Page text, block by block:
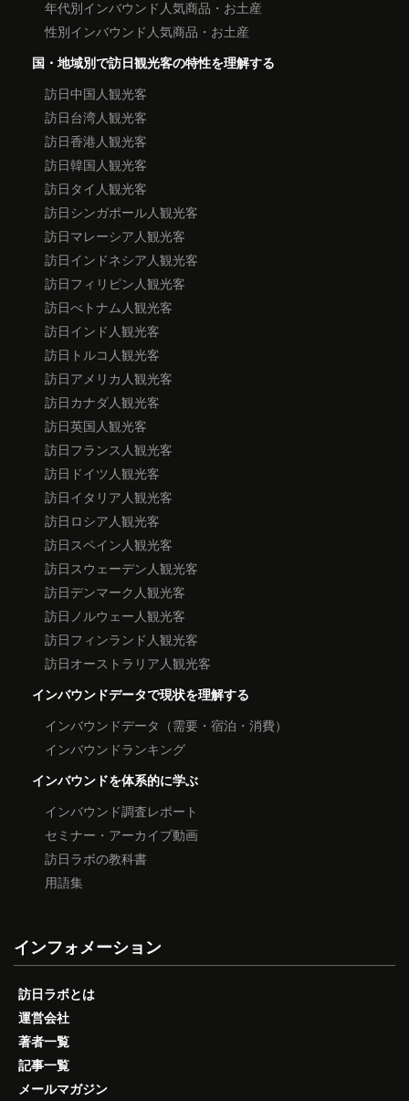
年代別インバウンド人気商品・お土産
性別インバウンド人気商品・お土産
国・地域別で訪日観光客の特性を理解する
訪日中国人観光客
訪日台湾人観光客
訪日香港人観光客
訪日韓国人観光客
訪日タイ人観光客
訪日シンガポール人観光客
訪日マレーシア人観光客
訪日インドネシア人観光客
訪日フィリピン人観光客
訪日べトナム人観光客
訪日インド人観光客
訪日トルコ人観光客
訪日アメリカ人観光客
訪日カナダ人観光客
訪日英国人観光客
訪日フランス人観光客
訪日ドイツ人観光客
訪日イタリア人観光客
訪日ロシア人観光客
訪日スペイン人観光客
訪日スウェーデン人観光客
訪日デンマーク人観光客
訪日ノルウェー人観光客
訪日フィンランド人観光客
訪日オーストラリア人観光客
インバウンドデータで現状を理解する
インバウンドデータ（需要・宿泊・消費）
インバウンドランキング
インバウンドを体系的に学ぶ
インバウンド調査レポート
セミナー・アーカイブ動画
訪日ラボの教科書
用語集
インフォメーション
訪日ラボとは
運営会社
著者一覧
記事一覧
メールマガジン